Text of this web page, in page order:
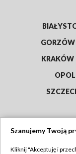
KRAKÓW
Szanujemy Twoją
Kliknij "Akceptuję i